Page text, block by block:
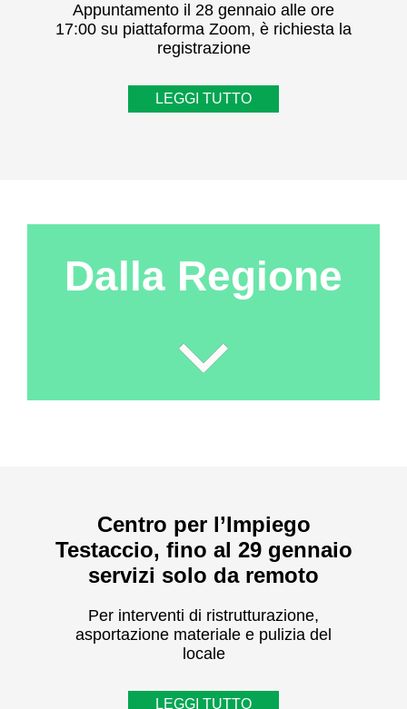
Appuntamento il 28 gennaio alle ore
17:00 su piattaforma Zoom, è richiesta la
registrazione
LEGGI TUTTO
Dalla Regione
Centro per l’Impiego
Testaccio, fino al 29 gennaio
servizi solo da remoto
Per interventi di ristrutturazione,
asportazione materiale e pulizia del
locale
LEGGI TUTTO